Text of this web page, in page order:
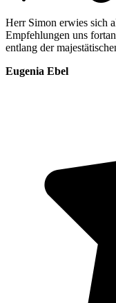
Herr Simon erwies sich
Empfehlungen uns
entlang der
Eugenia Ebel